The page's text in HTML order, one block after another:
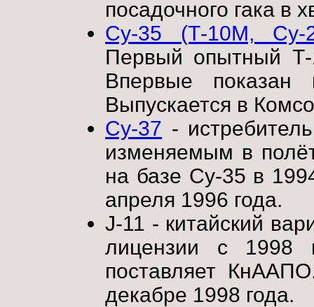
посадочного гака в
Су-35 (Т-10М, Су-
Первый опытный Т-
Впервые
Выпускается в
Су-37 -
изменяемым в
на базе Су-35 в
апреля 1996 года.
J-11 - китайский
лицензии с 1998
поставляет
декабре 1998 года.